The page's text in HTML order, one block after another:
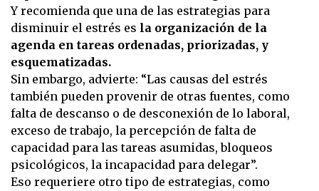
Y recomienda que una de las estrategias para
disminuir el estrés es la organización de la
agenda en tareas ordenadas, priorizadas, y
esquematizadas.
Sin embargo, advierte: “Las causas del estrés
también pueden provenir de otras fuentes, como
falta de descanso o de desconexión de lo laboral,
exceso de trabajo, la percepción de falta de
capacidad para las tareas asumidas, bloqueos
psicológicos, la incapacidad para delegar”.
Eso requeriere otro tipo de estrategias, como